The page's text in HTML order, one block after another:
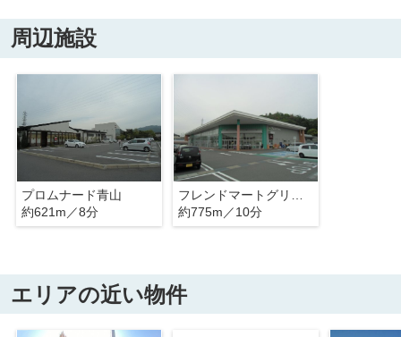
周辺施設
プロムナード青山
約621m／8分
フレンドマートグリーンヒル青山店
約775m／10分
エリアの近い物件